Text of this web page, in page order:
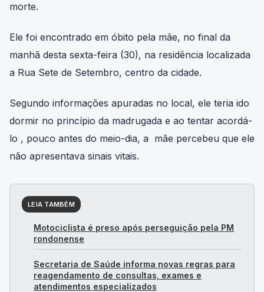
morte.
Ele foi encontrado em óbito pela mãe, no final da
manhã desta sexta-feira (30), na residência localizada
a Rua Sete de Setembro, centro da cidade.
Segundo informações apuradas no local, ele teria ido
dormir no princípio da madrugada e ao tentar acordá-
lo , pouco antes do meio-dia, a mãe percebeu que ele
não apresentava sinais vitais.
LEIA TAMBÉM
Motociclista é preso após perseguição pela PM
rondonense
Secretaria de Saúde informa novas regras para
reagendamento de consultas, exames e
atendimentos especializados